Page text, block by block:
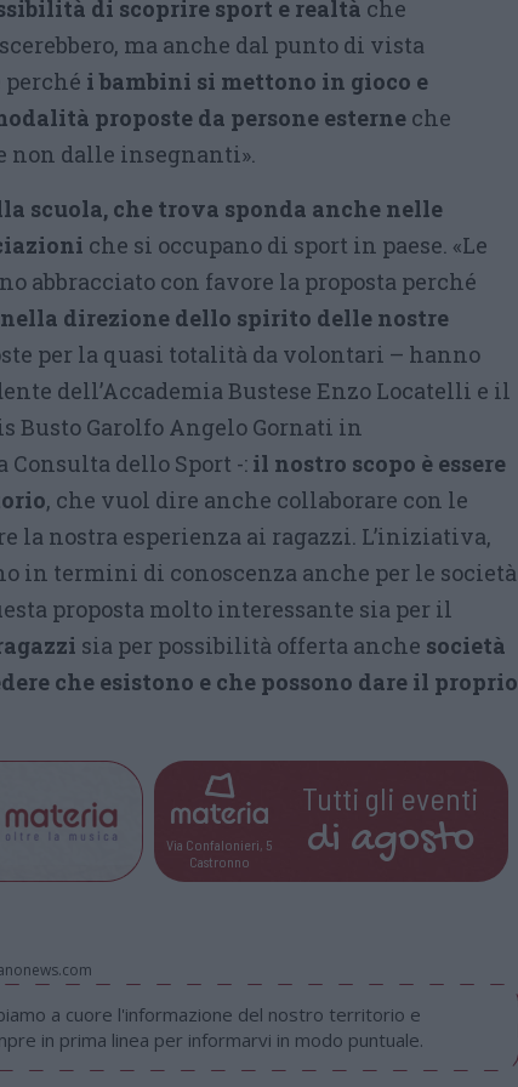
di scoprire sport e realtà che
ma anche dal punto di vista
i bambini si mettono in gioco e
proposte da persone esterne che
non dalle insegnanti».
scuola, che trova sponda anche nelle
che si occupano di sport in paese. «Le
abbracciato con favore la proposta perché
direzione dello spirito delle nostre
per la quasi totalità da volontari – hanno
dell’Accademia Bustese Enzo Locatelli e il
Busto Garolfo Angelo Gornati in
Consulta dello Sport -: il nostro scopo è essere
, che vuol dire anche collaborare con le
la nostra esperienza ai ragazzi. L’iniziativa,
in termini di conoscenza anche per le società
proposta molto interessante sia per il
sia per possibilità offerta anche società
che esistono e che possono dare il proprio
Via Confalonieri, 5
Castronno
Tutti gli eventi
di agosto
a cuore l'informazione del nostro territorio e
in prima linea per informarvi in modo puntuale.